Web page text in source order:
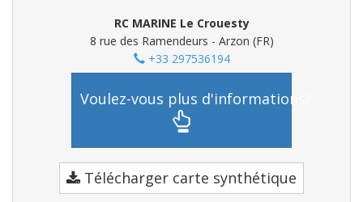
RC MARINE Le Crouesty
8 rue des Ramendeurs - Arzon (FR)
+33 297536194
Voulez-vous plus d'informations?
Télécharger carte synthétique